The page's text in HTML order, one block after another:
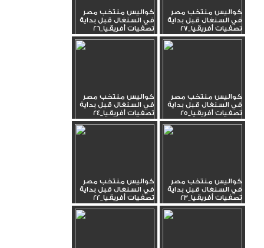
كواليس منتخب مصر
في السنغال قبل بداية
تصفيات أفريقيا_27
كواليس منتخب مصر
في السنغال قبل بداية
تصفيات أفريقيا_26
كواليس منتخب مصر
في السنغال قبل بداية
تصفيات أفريقيا_25
كواليس منتخب مصر
في السنغال قبل بداية
تصفيات أفريقيا_24
كواليس منتخب مصر
في السنغال قبل بداية
تصفيات أفريقيا_23
كواليس منتخب مصر
في السنغال قبل بداية
تصفيات أفريقيا_22